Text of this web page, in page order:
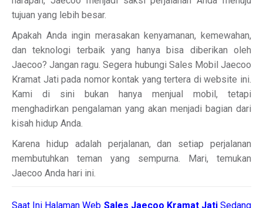
tujuan yang lebih besar.
Apakah Anda ingin merasakan kenyamanan, kemewahan,
dan teknologi terbaik yang hanya bisa diberikan oleh
Jaecoo? Jangan ragu. Segera hubungi Sales Mobil Jaecoo
Kramat Jati pada nomor kontak yang tertera di website ini.
Kami di sini bukan hanya menjual mobil, tetapi
menghadirkan pengalaman yang akan menjadi bagian dari
kisah hidup Anda.
Karena hidup adalah perjalanan, dan setiap perjalanan
membutuhkan teman yang sempurna. Mari, temukan
Jaecoo Anda hari ini.
Saat Ini Halaman Web Sales Jaecoo Kramat Jati Sedang